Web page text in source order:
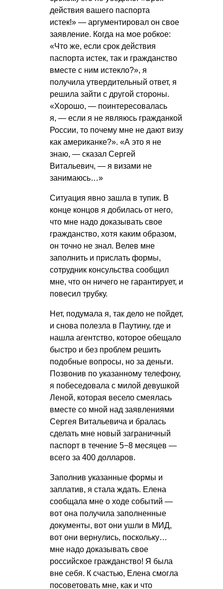
действия вашего паспорта
истек!» — аргументировал он свое
заявление. Когда на мое робкое:
«Что же, если срок действия
паспорта истек, так и гражданство
вместе с ним истекло?», я
получила утвердительный ответ, я
решила зайти с другой стороны.
«Хорошо, — поинтересовалась
я, — если я не являюсь гражданкой
России, то почему мне не дают визу
как американке?». «А это я не
знаю, — сказал Сергей
Витальевич, — я визами не
занимаюсь…»
Ситуация явно зашла в тупик. В
конце концов я добилась от него,
что мне надо доказывать свое
гражданство, хотя каким образом,
он точно не знал. Велев мне
заполнить и прислать формы,
сотрудник консульства сообщил
мне, что он ничего не гарантирует, и
повесил трубку.
Нет, подумала я, так дело не пойдет,
и снова полезла в Паутину, где и
нашла агентство, которое обещало
быстро и без проблем решить
подобные вопросы, но за деньги.
Позвонив по указанному телефону,
я побеседовала с милой девушкой
Леной, которая весело смеялась
вместе со мной над заявлениями
Сергея Витальевича и бралась
сделать мне новый заграничный
паспорт в течение 5−8 месяцев —
всего за 400 долларов.
Заполнив указанные формы и
заплатив, я стала ждать. Елена
сообщала мне о ходе событий —
вот она получила заполненные
документы, вот они ушли в МИД,
вот они вернулись, поскольку…
мне надо доказывать свое
российское гражданство! Я была
вне себя. К счастью, Елена смогла
посоветовать мне, как и что